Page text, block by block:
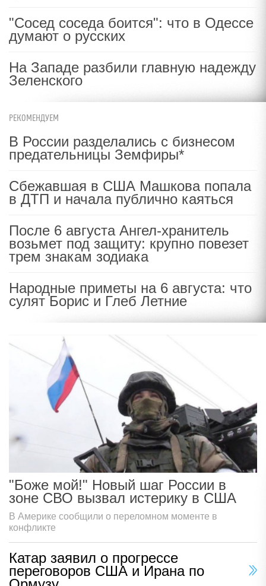
"Сосед соседа боится": что в Одессе
думают о русских
На Западе разбили главную надежду
Зеленского
РЕКОМЕНДУЕМ
В России разделались с бизнесом
предательницы Земфиры*
Сбежавшая в США Машкова попала
в ДТП и начала публично каяться
После 6 августа Ангел-хранитель
возьмет под защиту: крупно повезет
трем знакам зодиака
Народные приметы на 6 августа: что
сулят Борис и Глеб Летние
"Боже мой!" Новый шаг России в
зоне СВО вызвал истерику в США
В Америке сообщили о переломном моменте в
конфликте
Катар заявил о прогрессе
переговоров США и Ирана по